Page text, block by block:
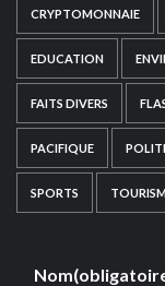
CRYPTOMONNAIE
EDUCATION
FAITS DIVERS
PACIFIQUE
SPORTS
Nom